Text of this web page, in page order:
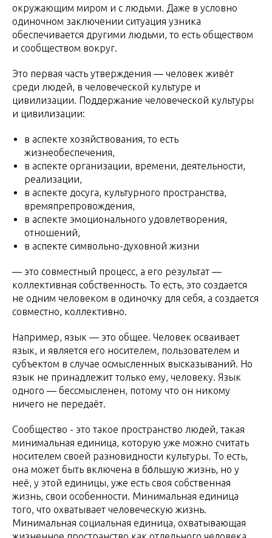
окружающим миром и с людьми. Даже в условно
одиночном заключении ситуация узника
обеспечивается другими людьми, то есть обществом
и сообществом вокруг.
Это первая часть утверждения — человек живёт
среди людей, в человеческой культуре и
цивилизации. Поддержание человеческой культуры
и цивилизации:
в аспекте хозяйствования, то есть
жизнеобеспечения,
в аспекте организации, времени, деятельности,
реализации,
в аспекте досуга, культурного пространства,
времяпрепровождения,
в аспекте эмоционального удовлетворения,
отношений,
в аспекте символьно-духовной жизни
— это совместный процесс, а его результат —
коллективная собственность. То есть, это создается
не одним человеком в одиночку для себя, а создается
совместно, коллективно.
Например, язык — это общее. Человек осваивает
язык, и является его носителем, пользователем и
субъектом в случае осмысленных высказываний. Но
язык не принадлежит только ему, человеку. Язык
одного — бессмысленен, потому что он никому
ничего не передаёт.
Сообщество - это такое пространство людей, такая
минимальная единица, которую уже можно считать
носителем своей разновидности культуры. То есть,
она может быть включена в бо́льшую жизнь, но у
неё, у этой единицы, уже есть своя собственная
жизнь, свои особенности. Минимальная единица
того, что охватывает человеческую жизнь.
Минимальная социальная единица, охватывающая